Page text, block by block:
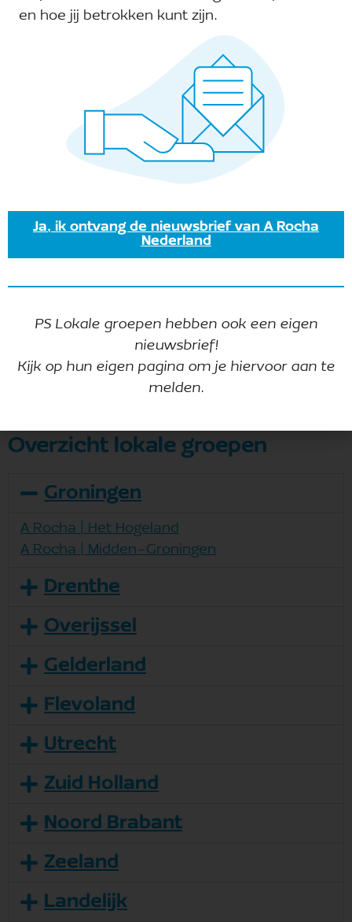
Overzicht lokale groepen
Groningen
A Rocha | Het Hogeland
A Rocha | Midden-Groningen
Drenthe
Overijssel
Gelderland
Flevoland
Utrecht
Zuid Holland
Noord Brabant
Zeeland
Landelijk
en hoe jij betrokken kunt zijn.
Ja, ik ontvang de nieuwsbrief van A Rocha
Nederland
PS Lokale groepen hebben ook een eigen
nieuwsbrief!
Kijk op hun eigen pagina om je hiervoor aan te
melden.